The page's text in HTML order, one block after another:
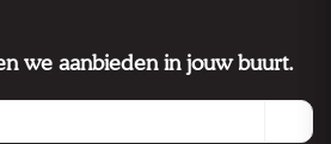
we aanbieden in jouw buurt.